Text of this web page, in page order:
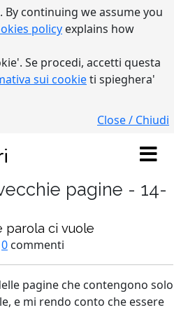
By continuing we assume you
policy explains how
Se procedi, accetti questa
sui cookieti spieghera'
Close / Chiudi
pagine - 14-
parola ci vuole
0 commenti
pagine che contengono solo
e mi rendo conto che essere